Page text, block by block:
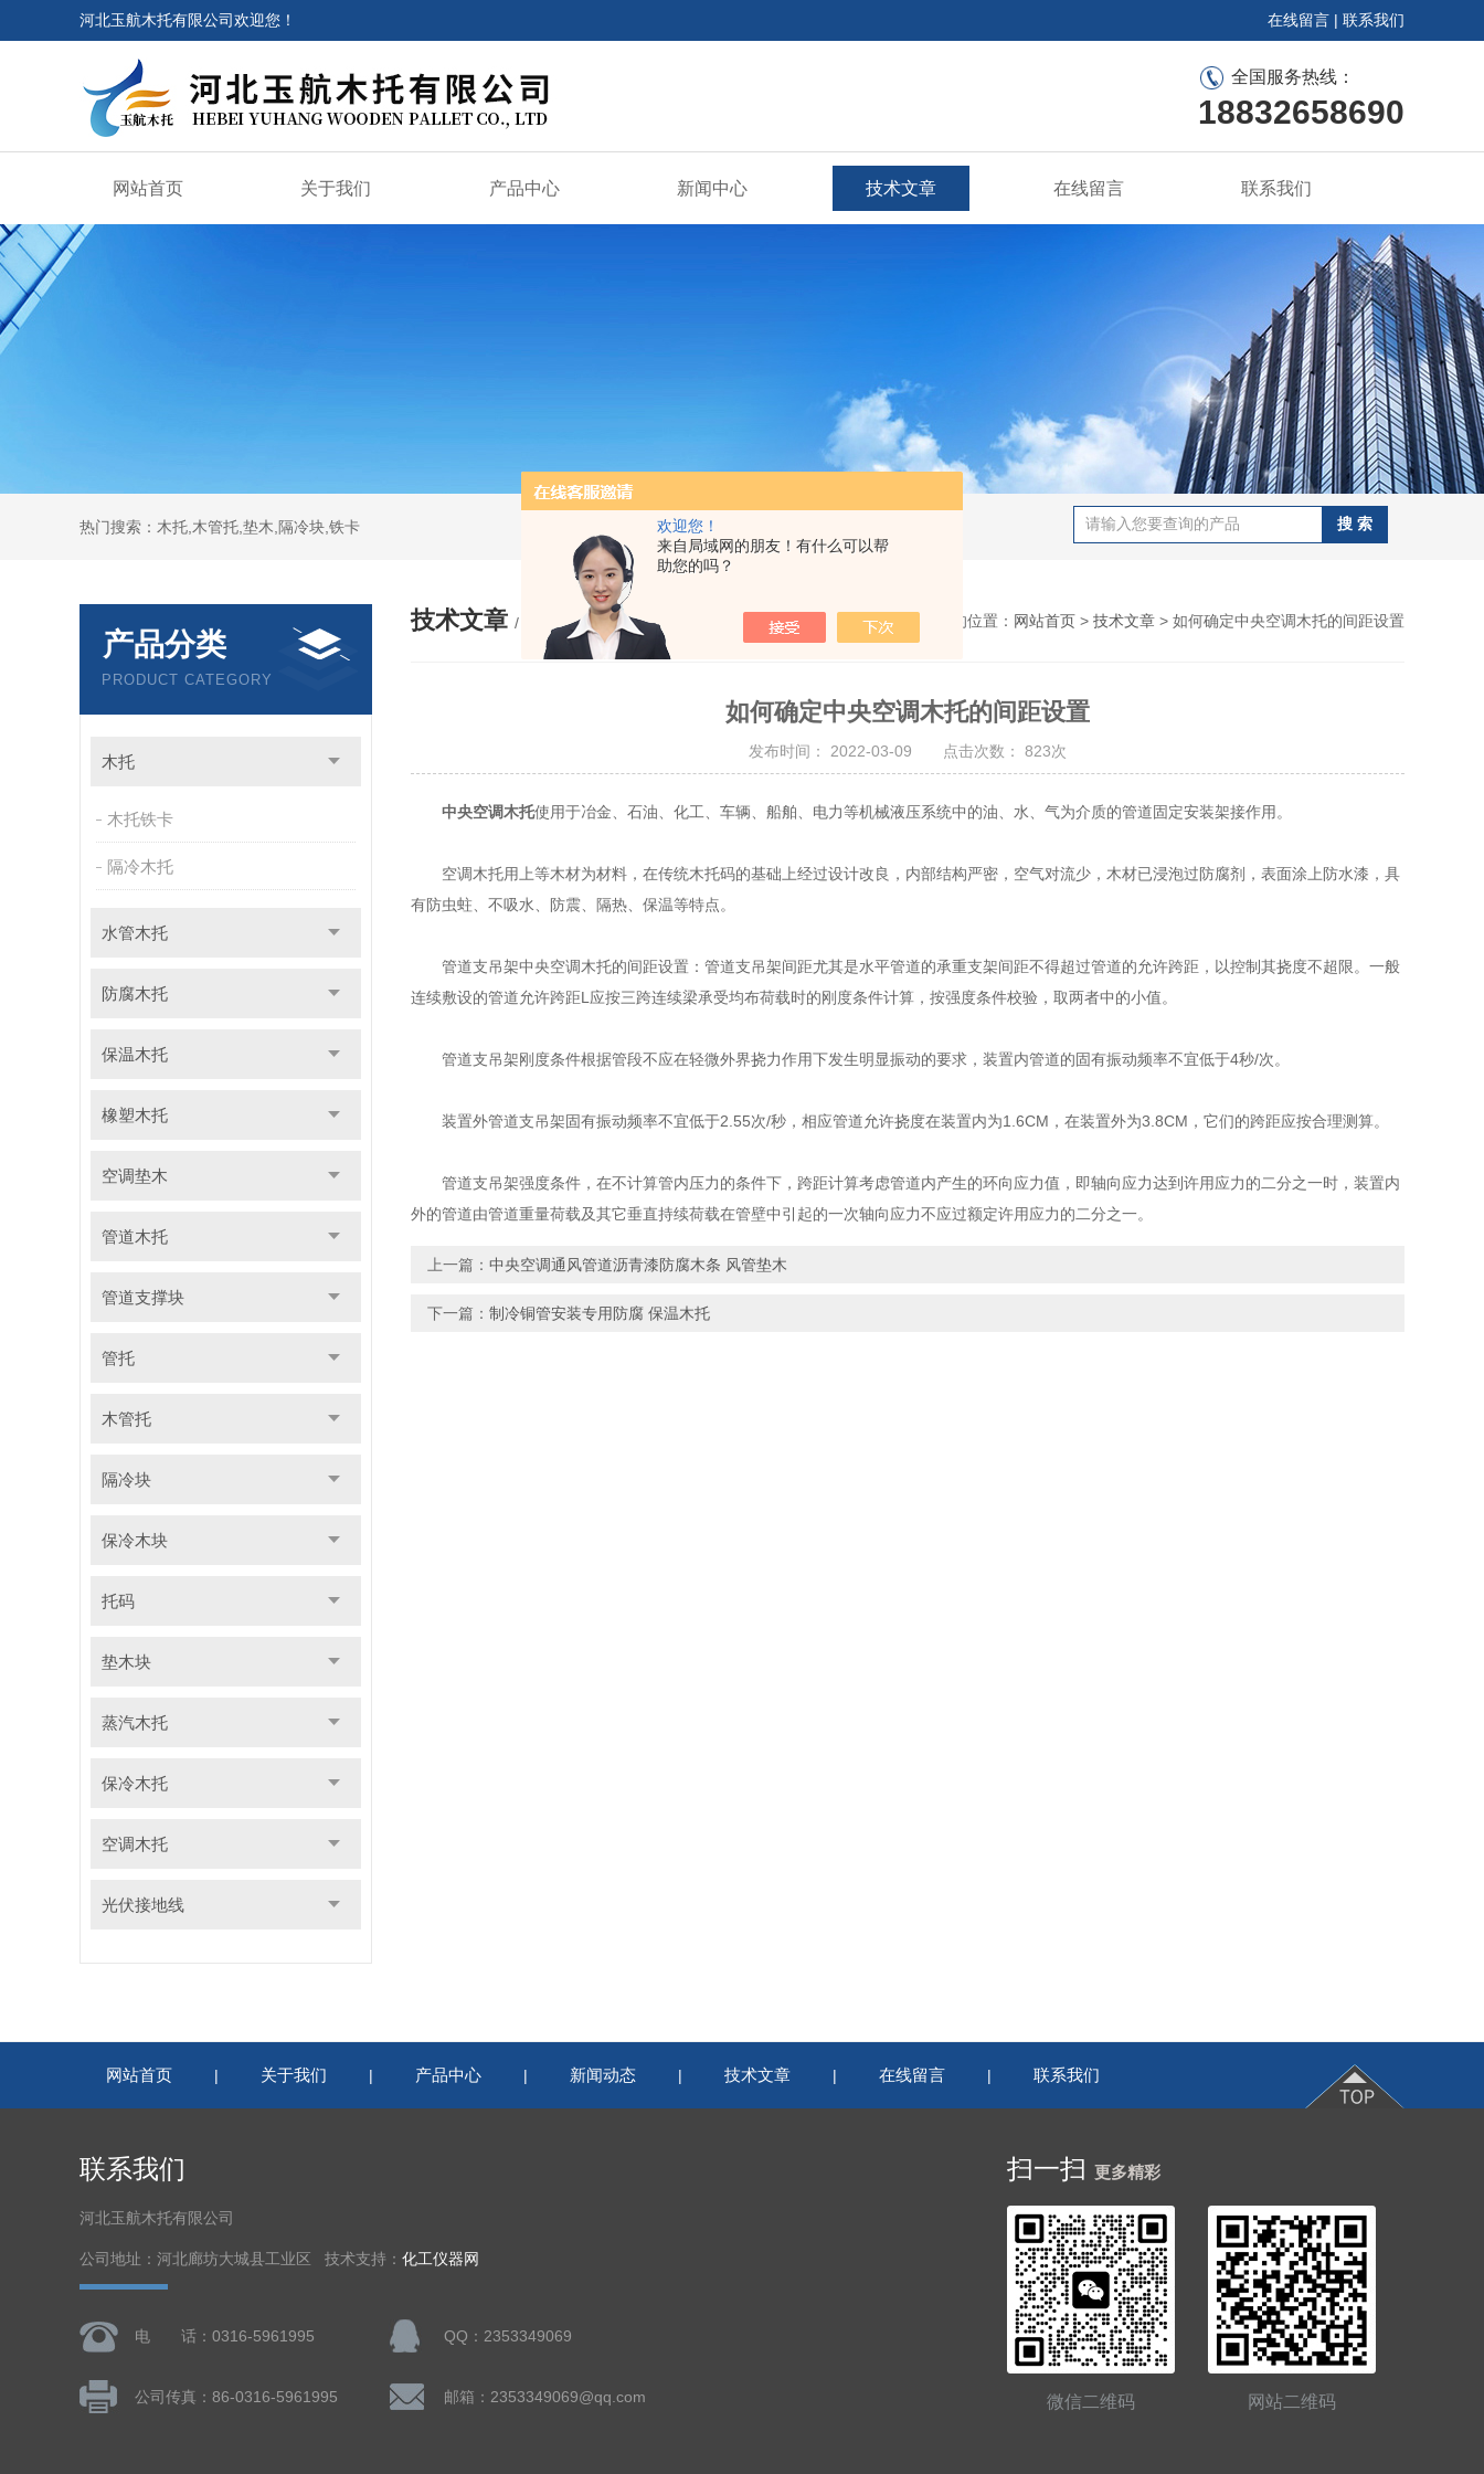
欢迎您！
来自局域网的朋友！有什么可以帮
助您的吗？
河北玉航木托有限公司欢迎您！ 在线留言 | 联系我们
全国服务热线：
18832658690
网站首页 关于我们 产品中心 新闻中心 技术文章 在线留言 联系我们
热门搜索：木托,木管托,垫木,隔冷块,铁卡
产品分类
PRODUCT CATEGORY
木托
木托铁卡
隔冷木托
水管木托
防腐木托
保温木托
橡塑木托
空调垫木
管道木托
管道支撑块
管托
木管托
隔冷块
保冷木块
托码
垫木块
蒸汽木托
保冷木托
空调木托
光伏接地线
技术文章 / ARTICLE 您的位置： 网站首页 > 技术文章 > 如何确定中央空调木托的间距设置
如何确定中央空调木托的间距设置
发布时间： 2022-03-09 点击次数： 823次
中央空调木托使用于冶金、石油、化工、车辆、船舶、电力等机械液压系统中的油、水、气为介质的管道固定安装架接作用。
空调木托用上等木材为材料，在传统木托码的基础上经过设计改良，内部结构严密，空气对流少，木材已浸泡过防腐剂，表面涂上防水漆，具
有防虫蛀、不吸水、防震、隔热、保温等特点。
管道支吊架中央空调木托的间距设置：管道支吊架间距尤其是水平管道的承重支架间距不得超过管道的允许跨距，以控制其挠度不超限。一般
连续敷设的管道允许跨距L应按三跨连续梁承受均布荷载时的刚度条件计算，按强度条件校验，取两者中的小值。
管道支吊架刚度条件根据管段不应在轻微外界挠力作用下发生明显振动的要求，装置内管道的固有振动频率不宜低于4秒/次。
装置外管道支吊架固有振动频率不宜低于2.55次/秒，相应管道允许挠度在装置内为1.6CM，在装置外为3.8CM，它们的跨距应按合理测算。
管道支吊架强度条件，在不计算管内压力的条件下，跨距计算考虑管道内产生的环向应力值，即轴向应力达到许用应力的二分之一时，装置内
外的管道由管道重量荷载及其它垂直持续荷载在管壁中引起的一次轴向应力不应过额定许用应力的二分之一。
上一篇： 中央空调通风管道沥青漆防腐木条 风管垫木
下一篇： 制冷铜管安装专用防腐 保温木托
网站首页 | 关于我们 | 产品中心 | 新闻动态 | 技术文章 | 在线留言 | 联系我们
联系我们
河北玉航木托有限公司
公司地址：河北廊坊大城县工业区 技术支持： 化工仪器网
电 话：0316-5961995 QQ：2353349069
公司传真：86-0316-5961995 邮箱：2353349069@qq.com
扫一扫 更多精彩
微信二维码 网站二维码